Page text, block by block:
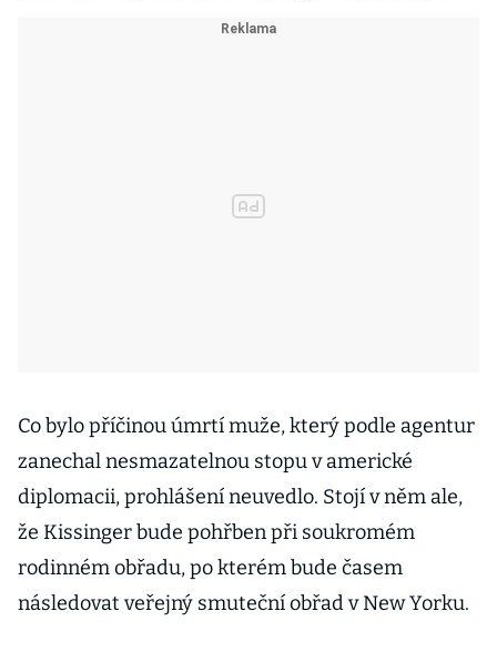
Co bylo příčinou úmrtí muže, který podle agentur
zanechal nesmazatelnou stopu v americké
diplomacii, prohlášení neuvedlo. Stojí v něm ale,
že Kissinger bude pohřben při soukromém
rodinném obřadu, po kterém bude časem
následovat veřejný smuteční obřad v New Yorku.